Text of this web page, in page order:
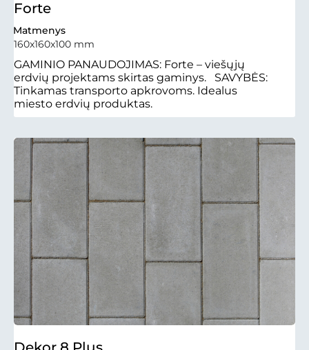
Forte
Matmenys
160x160x100 mm
GAMINIO PANAUDOJIMAS: Forte – viešųjų
erdvių projektams skirtas gaminys. SAVYBĖS:
Tinkamas transporto apkrovoms. Idealus
miesto erdvių produktas.